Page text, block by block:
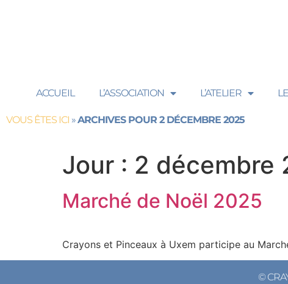
ACCUEIL L’ASSOCIATION L’ATELIER
VOUS ÊTES ICI »ARCHIVES POUR 2 DÉCEMBRE 2025
Jour : 2 décembre
Marché de Noël 2025
Crayons et Pinceaux à Uxem participe au
©